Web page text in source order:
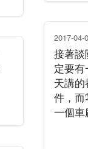
2017-04-
接著談
定要
天講
件，而
一個車